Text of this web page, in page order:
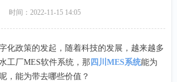
时间： 2022-11-15 14:05
化政策的发起，随着科技的发展，越来越多
工厂MES软件系统，那 四川MES系统能为
，能为带去哪些价值？